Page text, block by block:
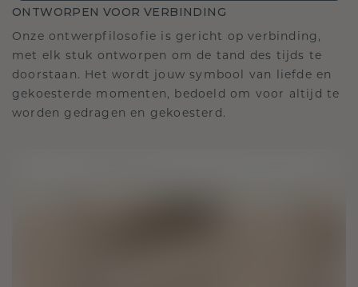
ONTWORPEN VOOR VERBINDING
Onze ontwerpfilosofie is gericht op verbinding,
met elk stuk ontworpen om de tand des tijds te
doorstaan. Het wordt jouw symbool van liefde en
gekoesterde momenten, bedoeld om voor altijd te
worden gedragen en gekoesterd.